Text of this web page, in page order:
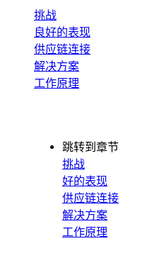
挑战
良好的表现
供应链连接
解决方案
工作原理
跳转到章节
挑战
好的表现
供应链连接
解决方案
工作原理